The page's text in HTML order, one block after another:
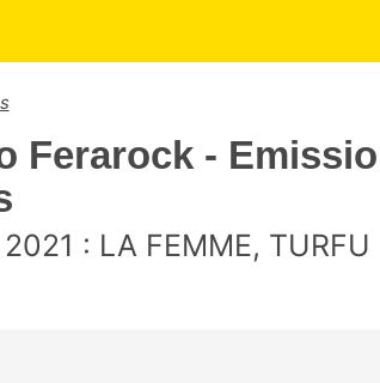
Ferarock -
: LA FEMME, TURFU